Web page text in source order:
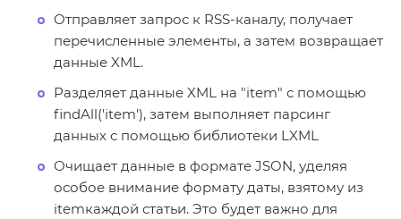
Отправляет запрос к RSS-каналу, получает
перечисленные элементы, а затем возвращает
данные XML.
Разделяет данные XML на "item" с помощью
findAll('item'), затем выполняет парсинг
данных с помощью библиотеки LXML
Очищает данные в формате JSON, уделяя
особое внимание формату даты, взятому из
itemкаждой статьи. Это будет важно для